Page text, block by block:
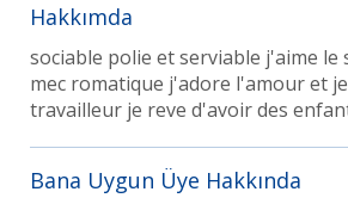
Hakkımda
sociable polie et serviable j'aime le
mec romatique j'adore l'amour et
travailleur je reve d'avoir des
Bana Uygun Üye Hakkında